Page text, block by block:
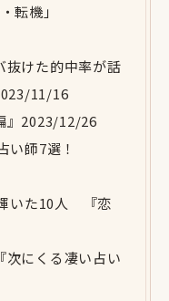
転機」
けた的中率が話
11/16
』2023/12/26
師7選！
いた10人 『恋
にくる凄い占い